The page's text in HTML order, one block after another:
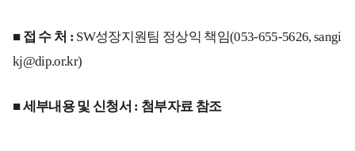
■ 접 수 처 : SW성장지원팀 정상익 책임(053-655-5626, sangi
kj@dip.or.kr)
■세부내용 및 신청서 : 첨부자료 참조